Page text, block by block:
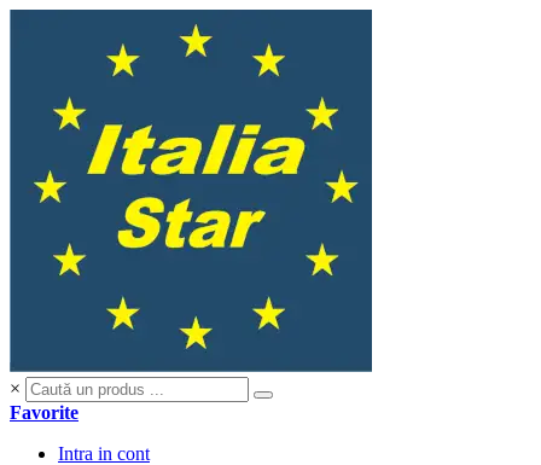
×
Favorite
Intra in cont